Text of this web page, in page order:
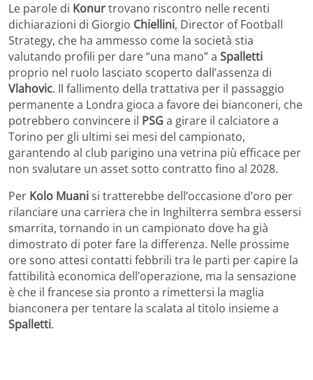
Le parole di Konurtrovano riscontro nelle recenti
dichiarazioni di Giorgio Chiellini, Director of Football
Strategy, che ha ammesso come la società stia
valutando profili per dare “una mano” a Spalletti
proprio nel ruolo lasciato scoperto dall’assenza di
Vlahovic. Il fallimento della trattativa per il passaggio
permanente a Londra gioca a favore dei bianconeri, che
potrebbero convincere il PSG a girare il calciatore a
Torino per gli ultimi sei mesi del campionato,
garantendo al club parigino una vetrina più efficace per
non svalutare un asset sotto contratto fino al 2028.
Per Kolo Muanisi tratterebbe dell’occasione d’oro per
rilanciare una carriera che in Inghilterra sembra essersi
smarrita, tornando in un campionato dove ha già
dimostrato di poter fare la differenza. Nelle prossime
ore sono attesi contatti febbrili tra le parti per capire la
fattibilità economica dell’operazione, ma la sensazione
è che il francese sia pronto a rimettersi la maglia
bianconera per tentare la scalata al titolo insieme a
Spalletti.